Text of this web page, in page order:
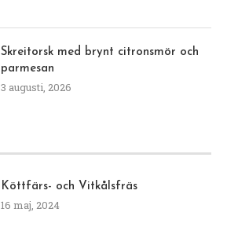
Skreitorsk med brynt citronsmör och
parmesan
3 augusti, 2026
Köttfärs- och Vitkålsfräs
16 maj, 2024